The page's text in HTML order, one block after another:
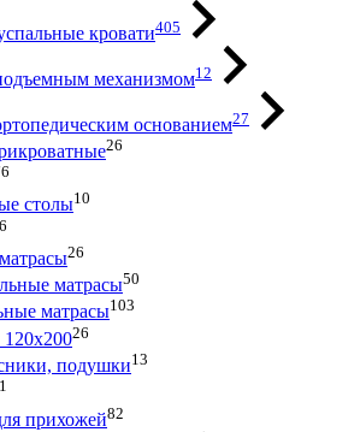
кровати405
механизмом12
основанием27
26
столы10
26
матрасы50
матрасы103
26
подушки13
прихожей82